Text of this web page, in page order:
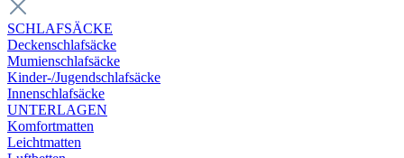
SCHLAFSÄCKE
Deckenschlafsäcke
Mumienschlafsäcke
Kinder-/Jugendschlafsäcke
Innenschlafsäcke
UNTERLAGEN
Komfortmatten
Leichtmatten